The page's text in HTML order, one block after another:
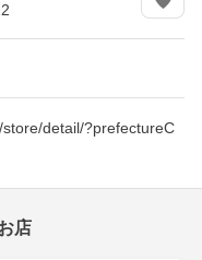
detail/?prefectureC
店